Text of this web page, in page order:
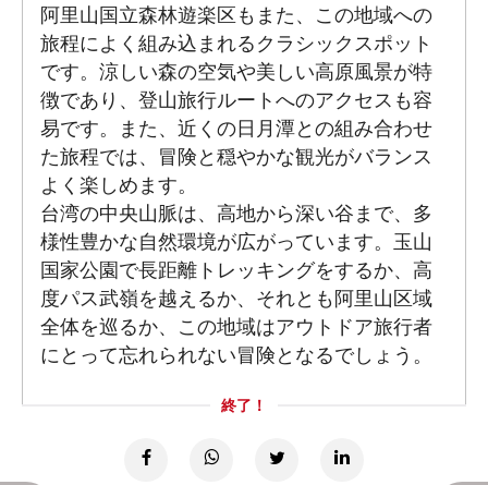
阿里山国立森林遊楽区もまた、この地域への
旅程によく組み込まれるクラシックスポット
です。涼しい森の空気や美しい高原風景が特
徴であり、登山旅行ルートへのアクセスも容
易です。また、近くの日月潭との組み合わせ
た旅程では、冒険と穏やかな観光がバランス
よく楽しめます。
台湾の中央山脈は、高地から深い谷まで、多
様性豊かな自然環境が広がっています。玉山
国家公園で長距離トレッキングをするか、高
度パス武嶺を越えるか、それとも阿里山区域
全体を巡るか、この地域はアウトドア旅行者
にとって忘れられない冒険となるでしょう。
終了！